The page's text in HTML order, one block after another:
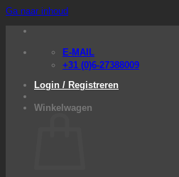
Ga naar inhoud
E-MAIL
+31 (0)6-27388009
Login / Registreren
Winkelwagen